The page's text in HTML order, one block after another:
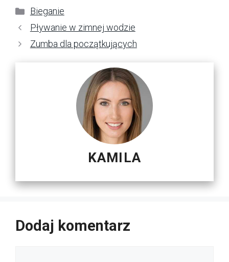
Kategorie
Bieganie
Pływanie w zimnej wodzie
Zumba dla początkujących
KAMILA
Dodaj komentarz